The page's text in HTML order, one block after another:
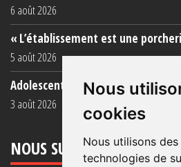
Nous
cookies
Nous utilisons
technologies de
6 août 2026
« L’établissement est une
5 août 2026
Adolescent·es incarcéré·es : une
3 août 2026
NOUS SUIVRE